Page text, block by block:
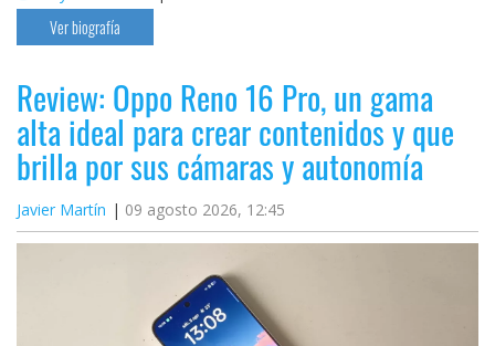
Ver biografía
Review: Oppo Reno 16 Pro, un gama
alta ideal para crear contenidos y que
brilla por sus cámaras y autonomía
Javier Martín 09 agosto 2026, 12:45